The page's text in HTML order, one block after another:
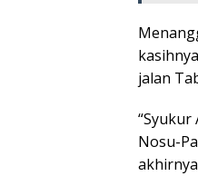
jalan
Nosu-